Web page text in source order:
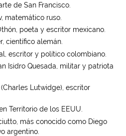
de San Francisco.
matemático ruso.
poeta y escritor mexicano.
científico alemán.
escritor y político colombiano.
Isidro Quesada, militar y patriota
Lutwidge), escritor
Territorio de los EEUU.
más conocido como Diego
argentino.